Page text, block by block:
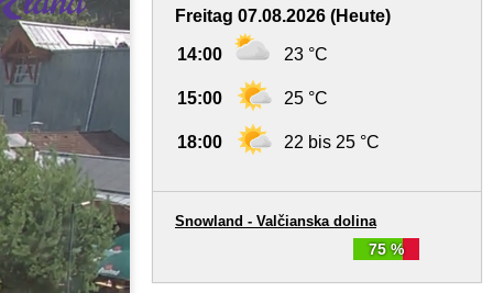
Freitag 07.08.2026 (Heute)
14:00 23 °C
15:00 25 °C
18:00 22 bis 25 °C
75 %
Snowland - Valčianska dolina